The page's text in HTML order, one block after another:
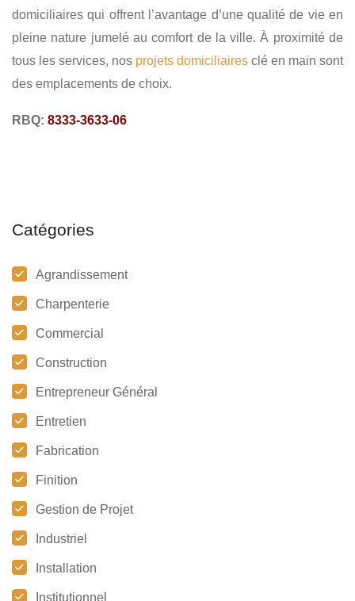
domiciliaires qui offrent l’avantage d’une qualité de vie en
pleine nature jumelé au comfort de la ville. À proximité de
tous les services, nos projets domiciliaires clé en main sont
des emplacements de choix.
RBQ: 8333-3633-06
Catégories
Agrandissement
Charpenterie
Commercial
Construction
Entrepreneur Général
Entretien
Fabrication
Finition
Gestion de Projet
Industriel
Installation
Institutionnel